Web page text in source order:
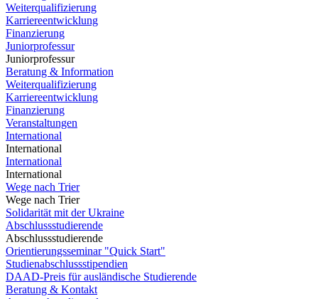
Weiterqualifizierung
Karriereentwicklung
Finanzierung
Juniorprofessur
Juniorprofessur
Beratung & Information
Weiterqualifizierung
Karriereentwicklung
Finanzierung
Veranstaltungen
International
International
International
International
Wege nach Trier
Wege nach Trier
Solidarität mit der Ukraine
Abschlussstudierende
Abschlussstudierende
Orientierungsseminar "Quick Start"
Studienabschlussstipendien
DAAD-Preis für ausländische Studierende
Beratung & Kontakt